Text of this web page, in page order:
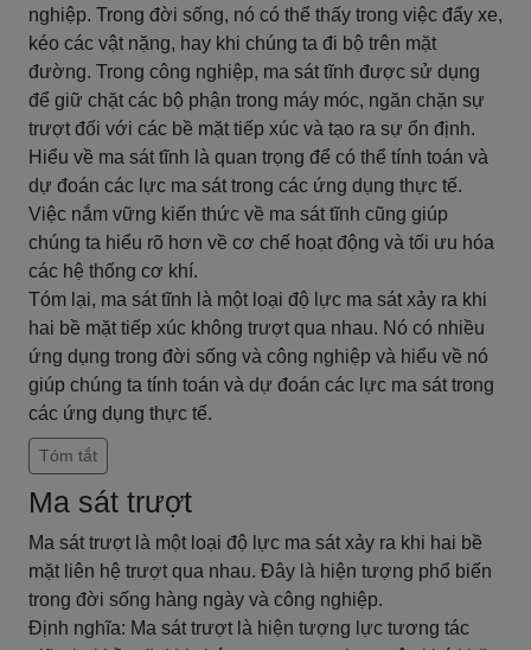
nghiệp. Trong đời sống, nó có thể thấy trong việc đẩy xe,
kéo các vật nặng, hay khi chúng ta đi bộ trên mặt
đường. Trong công nghiệp, ma sát tĩnh được sử dụng
để giữ chặt các bộ phận trong máy móc, ngăn chặn sự
trượt đối với các bề mặt tiếp xúc và tạo ra sự ổn định.
Hiểu về ma sát tĩnh là quan trọng để có thể tính toán và
dự đoán các lực ma sát trong các ứng dụng thực tế.
Việc nắm vững kiến thức về ma sát tĩnh cũng giúp
chúng ta hiểu rõ hơn về cơ chế hoạt động và tối ưu hóa
các hệ thống cơ khí.
Tóm lại, ma sát tĩnh là một loại độ lực ma sát xảy ra khi
hai bề mặt tiếp xúc không trượt qua nhau. Nó có nhiều
ứng dụng trong đời sống và công nghiệp và hiểu về nó
giúp chúng ta tính toán và dự đoán các lực ma sát trong
các ứng dụng thực tế.
Tóm tắt
Ma sát trượt
Ma sát trượt là một loại độ lực ma sát xảy ra khi hai bề
mặt liên hệ trượt qua nhau. Đây là hiện tượng phổ biến
trong đời sống hàng ngày và công nghiệp.
Định nghĩa: Ma sát trượt là hiện tượng lực tương tác